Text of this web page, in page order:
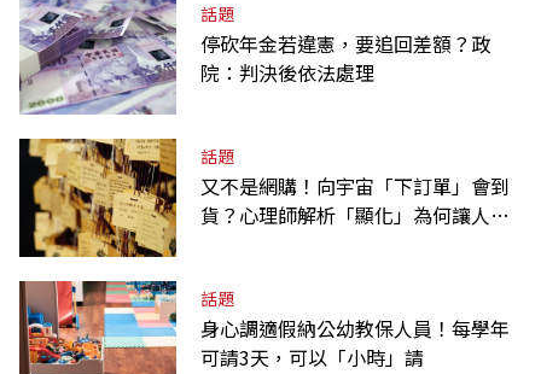
話題
停砍年金若違憲，要追回差額？政
院：判決後依法處理
話題
又不是網購！向宇宙「下訂單」會到
貨？心理師解析「顯化」為何讓人無
話題
身心調適假納公幼教保人員！每學年
可請3天，可以「小時」請